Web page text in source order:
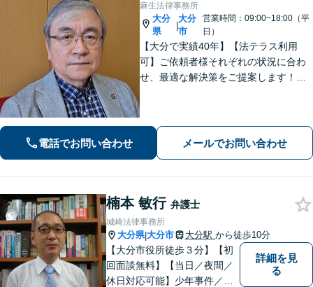
麻生法律事務所
大分
県
|
大分
市
営業時間：09:00~18:00（平
日）
【大分で実績40年】【法テラス利用
可】ご依頼者様それぞれの状況に合わ
せ、最適な解決策をご提案します！緊
す。どうぞお気軽にお話しください。
【休日面談可】
電話でお問い合わせ メールでお問い合わせ
楠本 敏行 弁護士
城崎法律事務所
大分県|大分市 大分駅 から徒歩10分
【大分市役所徒歩３分】【初
回面談無料】【当日／夜間／
休日対応可能】少年事件／家
詳細を見
る